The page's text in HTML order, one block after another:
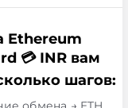
Ethereum
💳 INR вам
шагов: